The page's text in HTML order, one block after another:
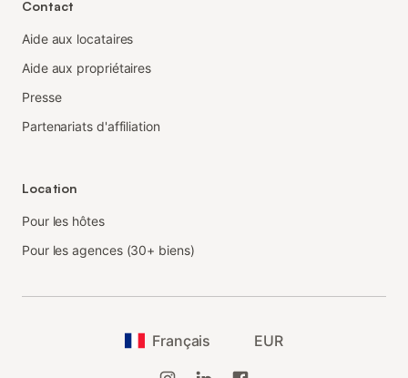
Contact
Aide aux locataires
Aide aux propriétaires
Presse
Partenariats d'affiliation
Location
Pour les hôtes
Pour les agences (30+ biens)
Français EUR